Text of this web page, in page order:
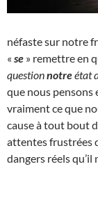
néfaste sur notre
« se » remettre en
questionnotreétat
que nous pensons
vraiment ce que
cause à tout bout
attentes frustrées
dangers réels qu’il